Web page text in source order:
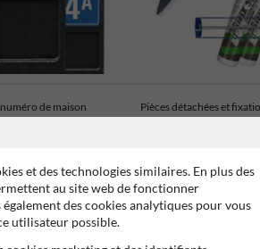
de maison Pièces détachées et
Stratifé anti-graffiti 99%
et des technologies similaires. En plus des
au site web de fonctionner
des cookies analytiques pour vous
utilisateur possible.